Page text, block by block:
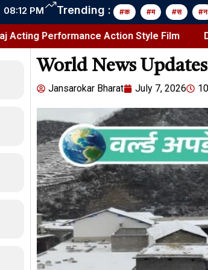
PM Trending : #क #म #स #न
Action Style Film DC Movie
World News
Jansarokar Bharat July 7, 2026